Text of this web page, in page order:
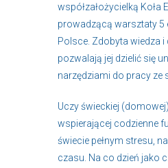
współzałożycielką Koła
prowadzącą warsztaty 5
Polsce. Zdobyta wiedza
pozwalają jej dzielić się
narzędziami do pracy ze
Uczy świeckiej
wspierającej codzienne
świecie pełnym stresu,
czasu. Na co dzień jako